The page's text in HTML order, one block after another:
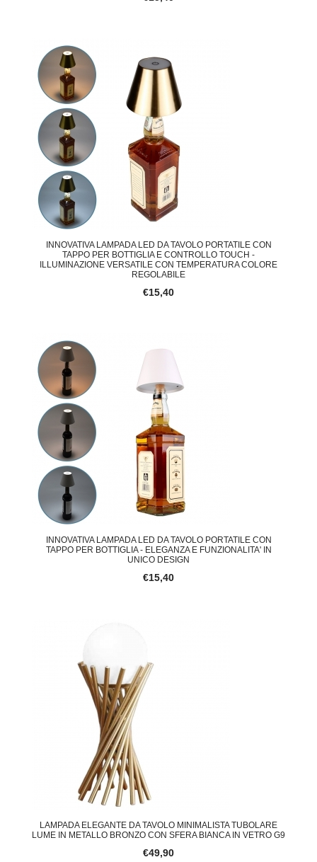
INNOVATIVA LAMPADA LED DA TAVOLO PORTATILE CON
TAPPO PER BOTTIGLIA E CONTROLLO TOUCH -
ILLUMINAZIONE VERSATILE CON TEMPERATURA COLORE
REGOLABILE
€15,40
INNOVATIVA LAMPADA LED DA TAVOLO PORTATILE CON
TAPPO PER BOTTIGLIA - ELEGANZA E FUNZIONALITA' IN
UNICO DESIGN
€15,40
LAMPADA ELEGANTE DA TAVOLO MINIMALISTA TUBOLARE
LUME IN METALLO BRONZO CON SFERA BIANCA IN VETRO G9
€49,90